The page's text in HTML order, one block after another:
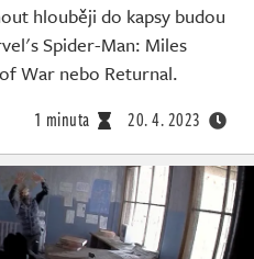
hlouběji do kapsy budou
Spider-Man: Miles
War nebo Returnal.
1 minuta 20. 4. 2023